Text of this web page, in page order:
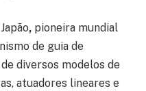
, pioneira mundial
de guia de
diversos modelos de
atuadores lineares e